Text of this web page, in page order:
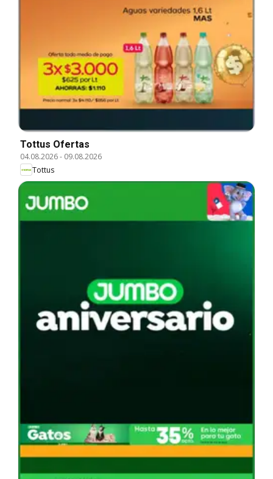
Tottus Ofertas
04.08.2026- 09.08.2026
Tottus